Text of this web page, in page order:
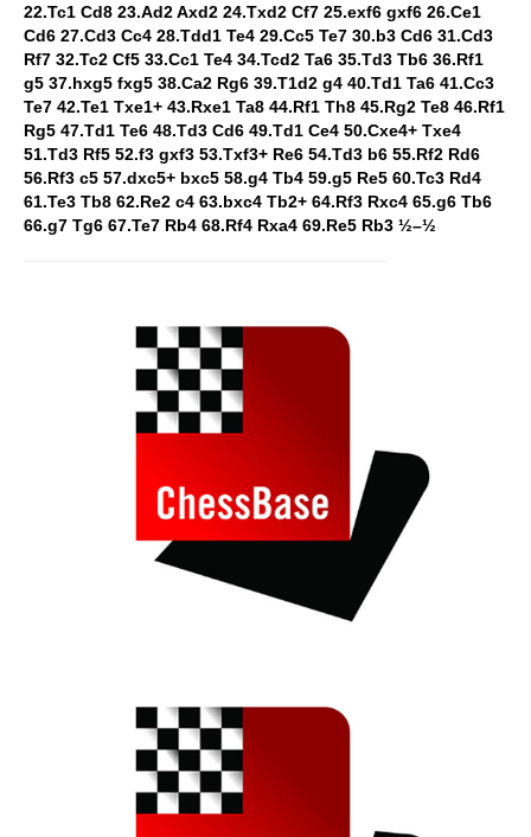
22.Tc1 Cd8 23.Ad2 Axd2 24.Txd2 Cf7 25.exf6 gxf6 26.Ce1
Cd6 27.Cd3 Cc4 28.Tdd1 Te4 29.Cc5 Te7 30.b3 Cd6 31.Cd3
Rf7 32.Tc2 Cf5 33.Cc1 Te4 34.Tcd2 Ta6 35.Td3 Tb6 36.Rf1
g5 37.hxg5 fxg5 38.Ca2 Rg6 39.T1d2 g4 40.Td1 Ta6 41.Cc3
Te7 42.Te1 Txe1+ 43.Rxe1 Ta8 44.Rf1 Th8 45.Rg2 Te8 46.Rf1
Rg5 47.Td1 Te6 48.Td3 Cd6 49.Td1 Ce4 50.Cxe4+ Txe4
51.Td3 Rf5 52.f3 gxf3 53.Txf3+ Re6 54.Td3 b6 55.Rf2 Rd6
56.Rf3 c5 57.dxc5+ bxc5 58.g4 Tb4 59.g5 Re5 60.Tc3 Rd4
61.Te3 Tb8 62.Re2 c4 63.bxc4 Tb2+ 64.Rf3 Rxc4 65.g6 Tb6
66.g7 Tg6 67.Te7 Rb4 68.Rf4 Rxa4 69.Re5 Rb3 ½–½